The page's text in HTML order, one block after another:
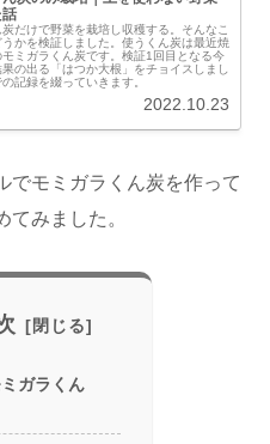
だけで野菜を栽培し収穫する。そんなこ
うかを検証しました。使うくん炭は最近焼
モミガラくん炭です。検証1回目となる今
の出る「はつか大根」をチョイスしまし
記録を綴っていきます。
2022.10.23
でモミガラくん炭を作って
みました。
ガラくん